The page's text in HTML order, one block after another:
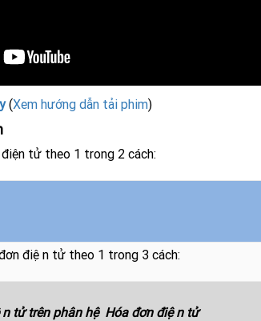
(Xem hướng dẫn tải phim)
tử theo 1 trong 2 cách:
điện tử theo 1 trong 3 cách:
tử trên phân hệ Hóa đơn điện tử